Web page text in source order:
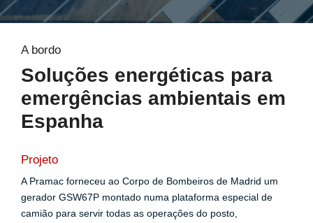
A bordo
Soluções energéticas para
emergências ambientais em
Espanha
Projeto
A Pramac forneceu ao Corpo de Bombeiros de Madrid um
gerador GSW67P montado numa plataforma especial de
camião para servir todas as operações do posto,